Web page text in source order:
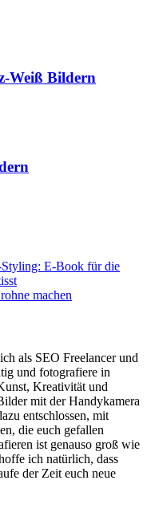
Weiß Bildern
E-Book für die
machen
als SEO Freelancer und
und fotografiere in
Kreativität und
mit der Handykamera
entschlossen, mit
die euch gefallen
ist genauso groß wie
ich natürlich, dass
der Zeit euch neue